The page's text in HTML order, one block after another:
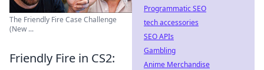
The Friendly Fire Case Challenge
(New ...
Friendly Fire in CS2:
Programmatic SEO
tech accessories
SEO APIs
Gambling
Anime Merchandise